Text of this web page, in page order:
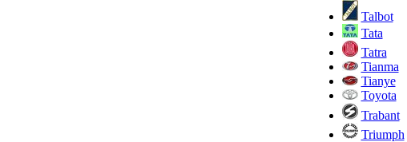
Talbot
Tata
Tatra
Tianma
Tianye
Toyota
Trabant
Triumph